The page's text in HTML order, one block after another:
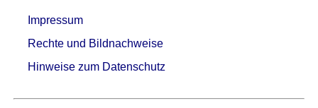
Impressum
Rechte und Bildnachweise
Hinweise zum Datenschutz